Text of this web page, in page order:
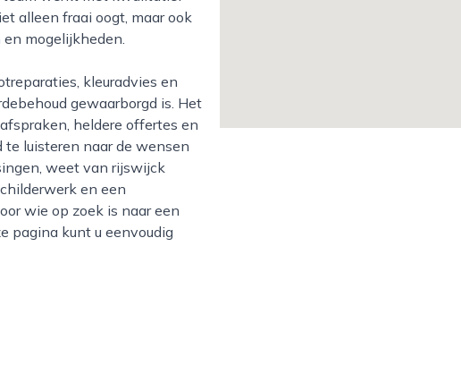
alleen fraai oogt, maar ook
mogelijkheden.
gewaarborgd is. Het
heldere offertes en
luisteren naar de wensen
weet van rijswijck
en een
wie op zoek is naar een
pagina kunt u eenvoudig